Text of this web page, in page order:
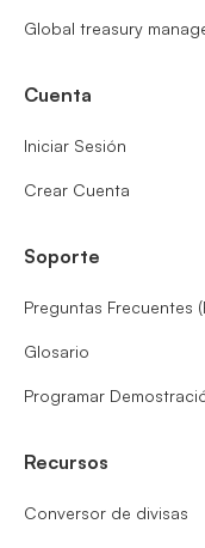
Global treasury
Cuenta
Iniciar Sesión
Crear Cuenta
Soporte
Preguntas Frecuentes
Glosario
Programar
Recursos
Conversor de divisas